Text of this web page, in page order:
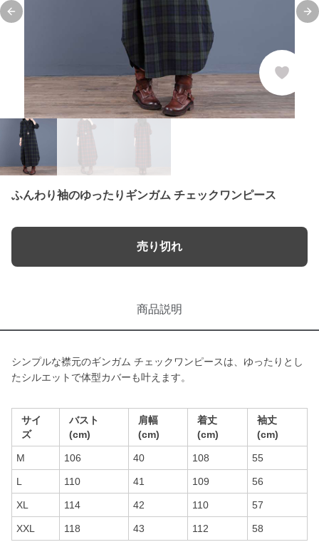
Previous slide
ふんわり袖のゆったりギンガム チェックワンピース
売り切れ
商品説明
シンプルな襟元のギンガム チェックワンピースは、ゆったりとし
たシルエットで体型カバーも叶えます。
サイ
ズ
バスト
(cm)
肩幅
(cm)
着丈
(cm)
袖丈
(cm)
M 106 40 108 55
L 110 41 109 56
XL 114 42 110 57
XXL 118 43 112 58